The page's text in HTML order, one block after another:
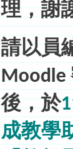
理，謝
請以員
Moodle
後，於
成教學